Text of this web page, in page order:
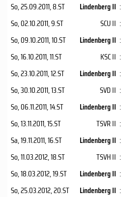
So, 25.09.2011, 8.ST Lindenberg II :
So, 02.10.2011, 9.ST SCU II :
So, 09.10.2011, 10.ST Lindenberg II :
So, 16.10.2011, 11.ST KSC II :
So, 23.10.2011, 12.ST Lindenberg II :
So, 30.10.2011, 13.ST SVD II :
So, 06.11.2011, 14.ST Lindenberg II :
So, 13.11.2011, 15.ST TSVR II :
Sa, 19.11.2011, 16.ST Lindenberg II :
So, 11.03.2012, 18.ST TSVH II :
So, 18.03.2012, 19.ST Lindenberg II :
So, 25.03.2012, 20.ST Lindenberg II :